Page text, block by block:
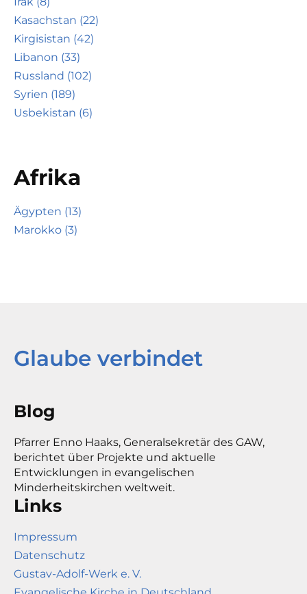
Kasachstan (22)
Kirgisistan (42)
Libanon (33)
Russland (102)
Syrien (189)
Usbekistan (6)
Afrika
Ägypten (13)
Marokko (3)
Glaube verbindet
Blog
Pfarrer Enno Haaks, Generalsekretär des GAW,
berichtet über Projekte und aktuelle
Entwicklungen in evangelischen
Minderheitskirchen weltweit.
Links
Impressum
Datenschutz
Gustav-Adolf-Werk e. V.